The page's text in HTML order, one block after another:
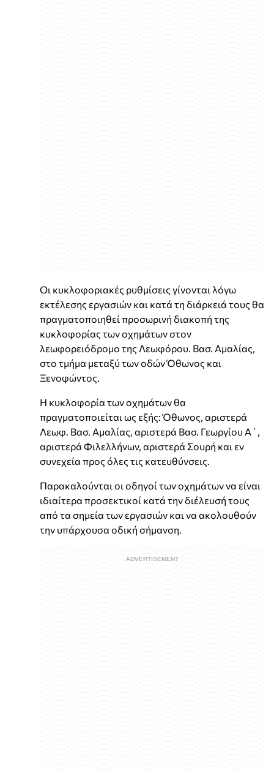
Οι κυκλοφοριακές ρυθμίσεις γίνονται λόγω
εκτέλεσης εργασιών και κατά τη διάρκειά τους θα
πραγματοποιηθεί προσωρινή διακοπή της
κυκλοφορίας των οχημάτων στον
λεωφορειόδρομο της Λεωφόρου. Βασ. Αμαλίας,
στο τμήμα μεταξύ των οδών Όθωνος και
Ξενοφώντος.
Η κυκλοφορία των οχημάτων θα
πραγματοποιείται ως εξής: Όθωνος, αριστερά
Λεωφ. Βασ. Αμαλίας, αριστερά Βασ. Γεωργίου Α΄,
αριστερά Φιλελλήνων, αριστερά Σουρή και εν
συνεχεία προς όλες τις κατευθύνσεις.
Παρακαλούνται οι οδηγοί των οχημάτων να είναι
ιδιαίτερα προσεκτικοί κατά την διέλευσή τους
από τα σημεία των εργασιών και να ακολουθούν
την υπάρχουσα οδική σήμανση.